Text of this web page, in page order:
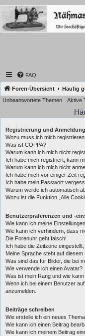
FAQ
Foren-Übersicht Häufig
Unbeantwortete Themen Aktive
Registrierung und Anmeldung
Wozu muss ich mich
Was ist COPPA?
Warum kann ich mich nicht
Ich habe mich registriert, kann
Warum kann ich mich nicht
Ich habe mich vor einiger Zeit
Ich habe mein Passwort
Warum werde ich automatisch
Wozu ist die Funktion „Alle
Benutzerpräferenzen und -
Wie kann ich meine
Wie kann ich verhindern, dass
Die Forenuhr geht falsch!
Ich habe die Zeitzone
Meine Sprache steht auf
Was sind das für Bilder, die bei
Wie verwende ich einen Avatar?
Was ist mein Rang und wie
Wenn ich bei einem Benutzer
anzumelden.
Beiträge schreiben
Wie erstelle ich ein neues
Wie kann ich einen Beitrag
Wie kann ich meinem Beitrag